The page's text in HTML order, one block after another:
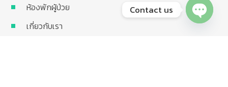
ห้องพักผู้ป่วย
เกี่ยวกับเรา
Contact us
Open chaty